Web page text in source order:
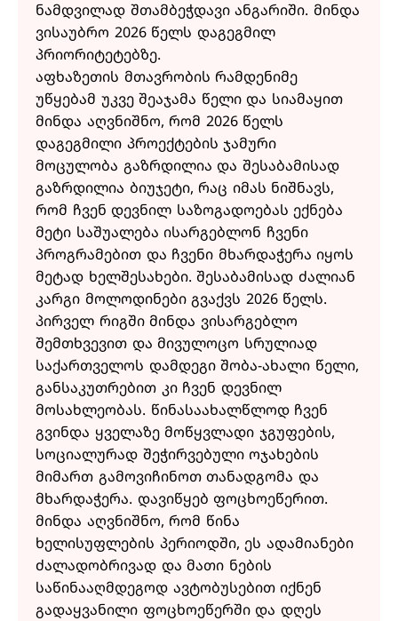
ნამდვილად შთამბეჭდავი ანგარიში. მინდა
ვისაუბრო 2026 წელს დაგეგმილ
პრიორიტეტებზე.
აფხაზეთის მთავრობის რამდენიმე
უწყებამ უკვე შეაჯამა წელი და სიამაყით
მინდა აღვნიშნო, რომ 2026 წელს
დაგეგმილი პროექტების ჯამური
მოცულობა გაზრდილია და შესაბამისად
გაზრდილია ბიუჯეტი, რაც იმას ნიშნავს,
რომ ჩვენ დევნილ საზოგადოებას ექნება
მეტი საშუალება ისარგებლონ ჩვენი
პროგრამებით და ჩვენი მხარდაჭერა იყოს
მეტად ხელშესახები. შესაბამისად ძალიან
კარგი მოლოდინები გვაქვს 2026 წელს.
პირველ რიგში მინდა ვისარგებლო
შემთხვევით და მივულოცო სრულიად
საქართველოს დამდეგი შობა-ახალი წელი,
განსაკუთრებით კი ჩვენ დევნილ
მოსახლეობას. წინასაახალწლოდ ჩვენ
გვინდა ყველაზე მოწყვლადი ჯგუფების,
სოციალურად შეჭირვებული ოჯახების
მიმართ გამოვიჩინოთ თანადგომა და
მხარდაჭერა. დავიწყებ ფოცხოეწერით.
მინდა აღვნიშნო, რომ წინა
ხელისუფლების პერიოდში, ეს ადამიანები
ძალადობრივად და მათი ნების
საწინააღმდეგოდ ავტობუსებით იქნენ
გადაყვანილი ფოცხოეწერში და დღეს